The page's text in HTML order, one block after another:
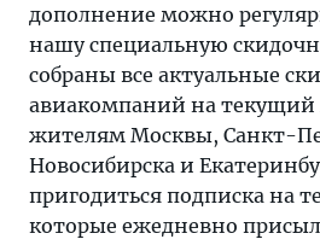
дополнение можно
нашу специальную
собраны все актуальные
авиакомпаний на
жителям Москвы, Санкт-
Новосибирска и
пригодиться подписка на
которые ежедневно